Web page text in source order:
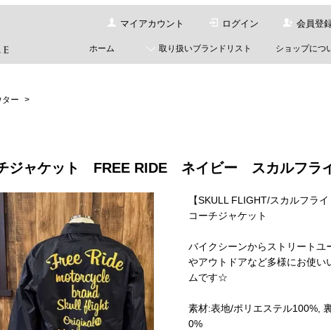
マイアカウント ログイン 会員登
ホーム 取り扱いブランドリスト ショップにつ
ター
>
チジャケット FREE RIDE ネイビー スカルフラ
【SKULL FLIGHT/スカルフライ
コーチジャケット
バイクシーンからストリートユ
やアウトドアなど多様にお使い
ムです☆
素材:表地/ポリエステル100%,
0%